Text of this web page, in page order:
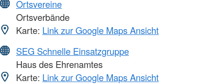
Ortsvereine
Ortsverbände
Karte: Link zur Google Maps Ansicht
SEG Schnelle Einsatzgruppe
Haus des Ehrenamtes
Karte: Link zur Google Maps Ansicht